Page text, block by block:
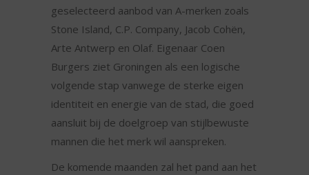
geselecteerd aanbod van A-merken zoals
Stone Island, C.P. Company, Jacob Cohën,
Arte Antwerp en Olaf. Eigenaar Coen
Burgers ziet Groningen als een logische
volgende stap vanwege de sterke eigen
identiteit en energie van de stad, die goed
aansluit bij de doelgroep van stijlbewuste
mannen die het merk wil aanspreken.
De komende maanden zal het pand aan het